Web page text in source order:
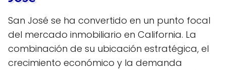
San José se ha convertido en un punto focal
del mercado inmobiliario en California. La
combinación de su ubicación estratégica, el
crecimiento económico y la demanda